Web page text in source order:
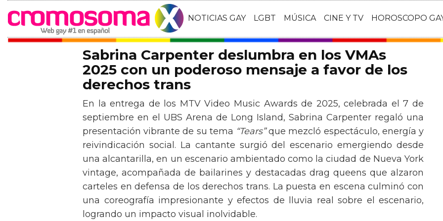
NOTICIAS GAY LGBT MÚSICA CINE Y TV HOROSCOPO
Sabrina Carpenter deslumbra en los VMAs
2025 con un poderoso mensaje a favor de los
derechos trans
En la entrega de los MTV Video Music Awards de 2025, celebrada el 7 de
septiembre en el UBS Arena de Long Island, Sabrina Carpenter regaló una
presentación vibrante de su tema “Tears”que mezcló espectáculo, energía y
reivindicación social. La cantante surgió del escenario emergiendo desde
una alcantarilla, en un escenario ambientado como la ciudad de Nueva York
vintage, acompañada de bailarines y destacadas drag queens que alzaron
carteles en defensa de los derechos trans. La puesta en escena culminó con
una coreografía impresionante y efectos de lluvia real sobre el escenario,
logrando un impacto visual inolvidable.